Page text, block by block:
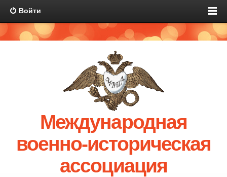
Войти
Международная
военно-историческая
ассоциация